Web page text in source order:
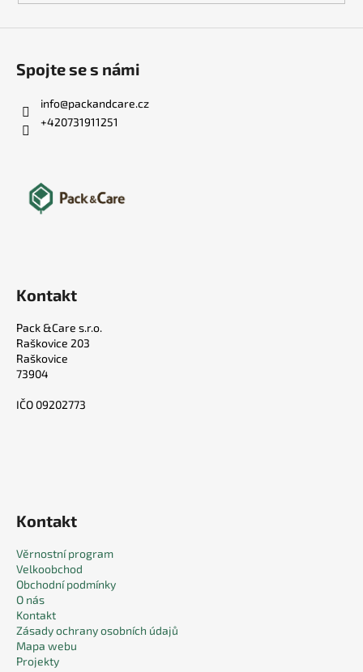
Spojte se s námi
info@packandcare.cz
+420731911251
Kontakt
Pack &Care s.r.o.
Raškovice 203
Raškovice
73904
IČO 09202773
Kontakt
Věrnostní program
Velkoobchod
Obchodní podmínky
O nás
Kontakt
Zásady ochrany osobních údajů
Mapa webu
Projekty